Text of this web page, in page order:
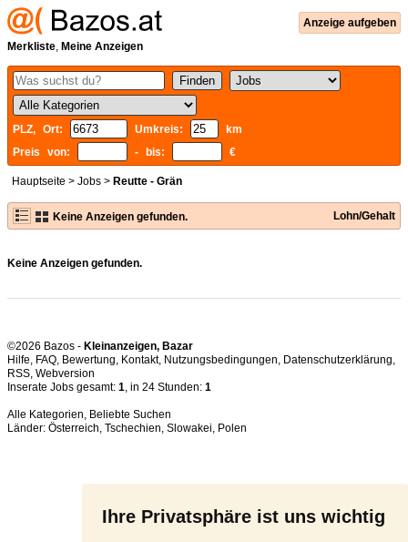
Ihre Privatsphäre ist uns wichtig
Anzeige aufgeben
Merkliste, Meine Anzeigen
PLZ, Ort: Umkreis:
km
Preis von:
- bis: €
Hauptseite > Jobs > Reutte - Grän
Keine Anzeigen gefunden. Lohn/Gehalt
Keine Anzeigen gefunden.
©2026 Bazos - Kleinanzeigen, Bazar
Hilfe, FAQ, Bewertung, Kontakt, Nutzungsbedingungen, Datenschutzerklärung,
RSS,
Inserate Jobs gesamt: 1, in 24 Stunden: 1
Alle Kategorien, Beliebte Suchen
Länder: Österreich, Tschechien, Slowakei, Polen